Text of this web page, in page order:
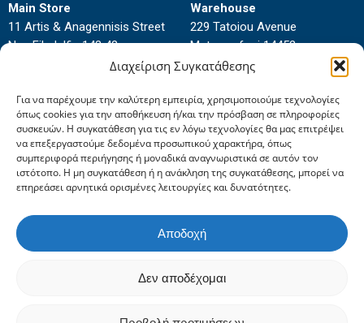
Διαχείριση Συγκατάθεσης
Για να παρέχουμε την καλύτερη εμπειρία, χρησιμοποιούμε τεχνολογίες
όπως cookies για την αποθήκευση ή/και την πρόσβαση σε πληροφορίες
συσκευών. Η συγκατάθεση για τις εν λόγω τεχνολογίες θα μας επιτρέψει
να επεξεργαστούμε δεδομένα προσωπικού χαρακτήρα, όπως
συμπεριφορά περιήγησης ή μοναδικά αναγνωριστικά σε αυτόν τον
ιστότοπο. Η μη συγκατάθεση ή η ανάκληση της συγκατάθεσης, μπορεί να
επηρεάσει αρνητικά ορισμένες λειτουργίες και δυνατότητες.
Αποδοχή
Δεν αποδέχομαι
Main Store
11 Artis & Anagennisis Street
Nea Filadelfia 143 42
2102777138-
Fax:2102797705
Warehouse
229 Tatoiou Avenue
Metamorfosi 14452
Phone:2102833990